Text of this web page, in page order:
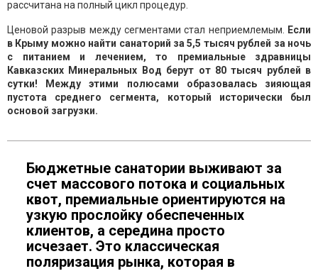
рассчитана на полный цикл процедур.
Ценовой разрыв между сегментами стал неприемлемым.
Если
в Крыму можно найти санаторий за 5,5 тысяч рублей за ночь
с питанием и лечением, то премиальные здравницы
Кавказских Минеральных Вод берут от 80 тысяч рублей в
сутки! Между этими полюсами образовалась зияющая
пустота среднего сегмента, который исторически был
основой загрузки.
Бюджетные санатории выживают за
счет массового потока и социальных
квот, премиальные ориентируются на
узкую прослойку обеспеченных
клиентов, а середина просто
исчезает. Это классическая
поляризация рынка, которая в